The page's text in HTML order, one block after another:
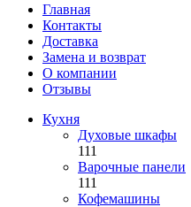
Главная
Контакты
Доставка
Замена и возврат
О компании
Отзывы
Кухня
Духовые шкафы
111
Варочные панели
111
Кофемашины